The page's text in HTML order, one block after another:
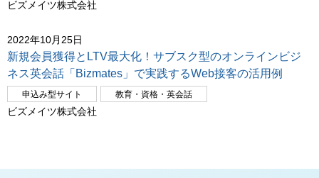
ビズメイツ株式会社
2022年10月25日
新規会員獲得とLTV最大化！サブスク型のオンラインビジ
ネス英会話「Bizmates」で実践するWeb接客の活用例
申込み型サイト 教育・資格・英会話
ビズメイツ株式会社